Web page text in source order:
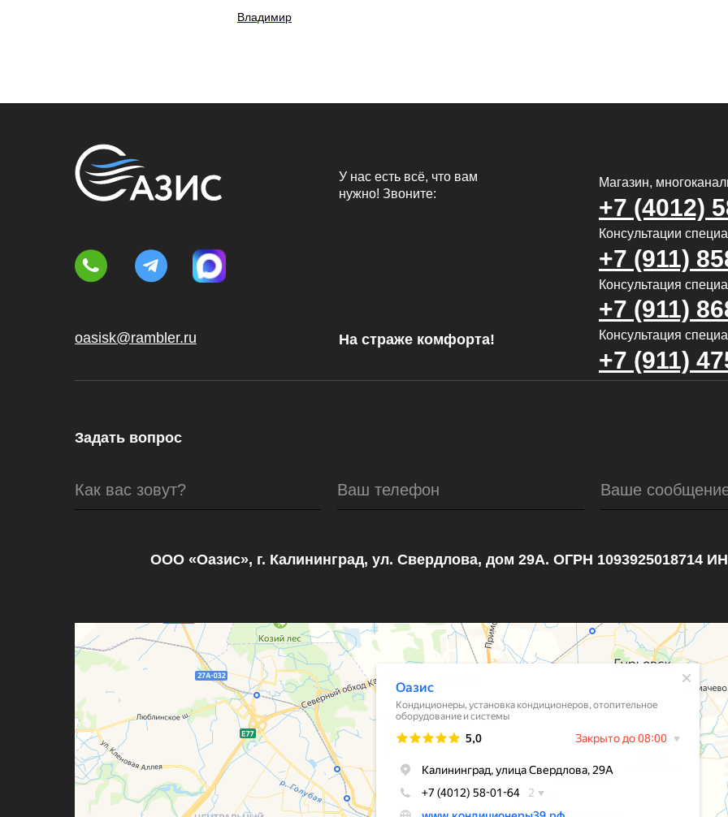
Владимир
Как вас зовут? Ваш телефон Ваше
oasisk@rambler.ru
У нас есть всё, что вам
нужно! Звоните:
На страже комфорта!
Магазин,
Консультация
Консультация
Консультации
+7 (911)
+7 (911)
+7 (911)
+7 (4012)
Задать вопрос
ООО «Оазис», г. Калининград, ул. Свердлова, дом 29А. ОГРН 1093925018714